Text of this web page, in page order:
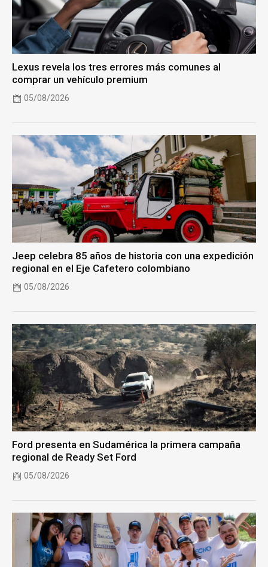
Lexus revela los tres errores más comunes al
comprar un vehículo premium
05/08/2026
Jeep celebra 85 años de historia con una expedición
regional en el Eje Cafetero colombiano
05/08/2026
Ford presenta en Sudamérica la primera campaña
regional de Ready Set Ford
05/08/2026